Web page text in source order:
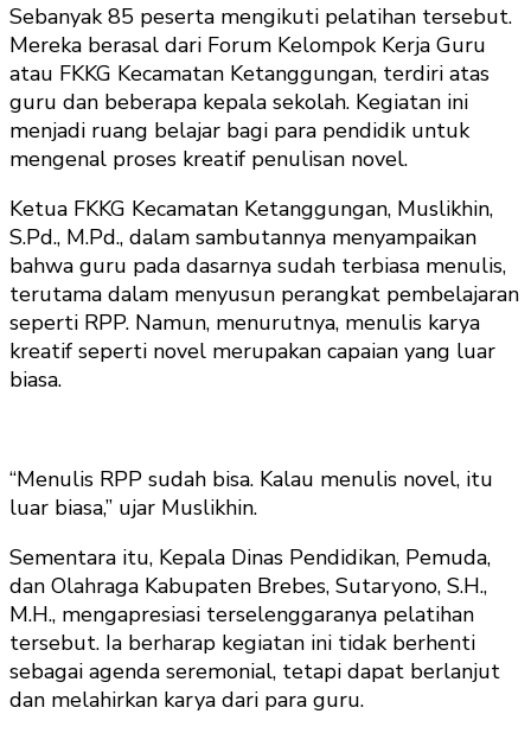
Sebanyak 85 peserta mengikuti pelatihan tersebut.
Mereka berasal dari Forum Kelompok Kerja Guru
atau FKKG Kecamatan Ketanggungan, terdiri atas
guru dan beberapa kepala sekolah. Kegiatan ini
menjadi ruang belajar bagi para pendidik untuk
mengenal proses kreatif penulisan novel.
Ketua FKKG Kecamatan Ketanggungan, Muslikhin,
S.Pd., M.Pd., dalam sambutannya menyampaikan
bahwa guru pada dasarnya sudah terbiasa menulis,
terutama dalam menyusun perangkat pembelajaran
seperti RPP. Namun, menurutnya, menulis karya
kreatif seperti novel merupakan capaian yang luar
biasa.
“Menulis RPP sudah bisa. Kalau menulis novel, itu
luar biasa,” ujar Muslikhin.
Sementara itu, Kepala Dinas Pendidikan, Pemuda,
dan Olahraga Kabupaten Brebes, Sutaryono, S.H.,
M.H., mengapresiasi terselenggaranya pelatihan
tersebut. Ia berharap kegiatan ini tidak berhenti
sebagai agenda seremonial, tetapi dapat berlanjut
dan melahirkan karya dari para guru.